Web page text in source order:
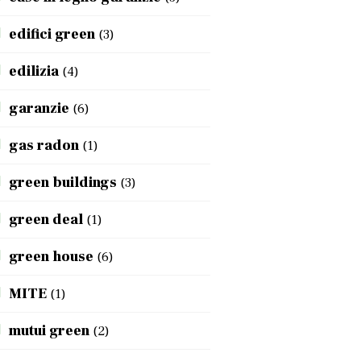
edifici green (3)
edilizia(4)
garanzie (6)
gas radon (1)
green buildings (3)
green deal (1)
green house (6)
MITE (1)
mutui green (2)